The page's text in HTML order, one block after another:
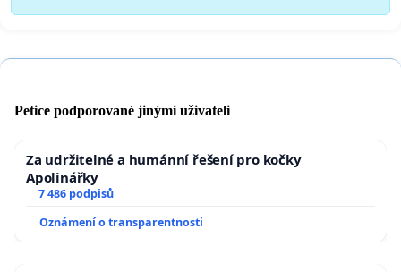
Petice podporované jinými uživateli
Za udržitelné a humánní řešení pro kočky
Apolinářky
7 486 podpisů
Oznámení o transparentnosti